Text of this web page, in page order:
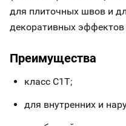
для плиточных швов и
декоративных
Преимущества
класс С1Т;
для внутренних и